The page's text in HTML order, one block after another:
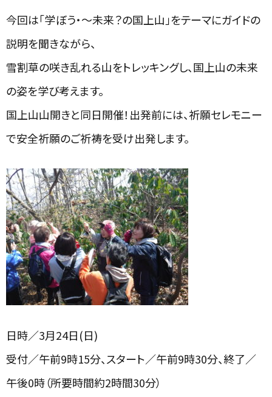
今回は「学ぼう・～未来？の国上山」をテーマにガイドの
説明を聞きながら、
雪割草の咲き乱れる山をトレッキングし、国上山の未来
の姿を学び考えます。
国上山山開きと同日開催！出発前には、祈願セレモニー
で安全祈願のご祈祷を受け出発します。
日時／3月24日(日)
受付／午前9時15分、スタート／午前9時30分、終了／
午後0時（所要時間約2時間30分）